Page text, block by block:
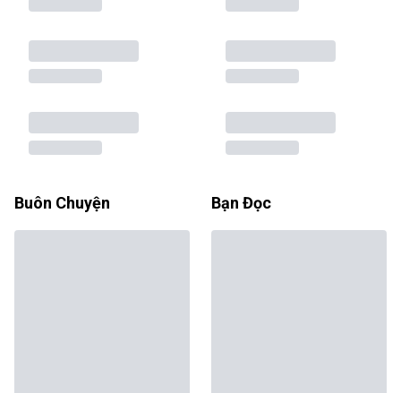
Buôn Chuyện Bạn Đọc